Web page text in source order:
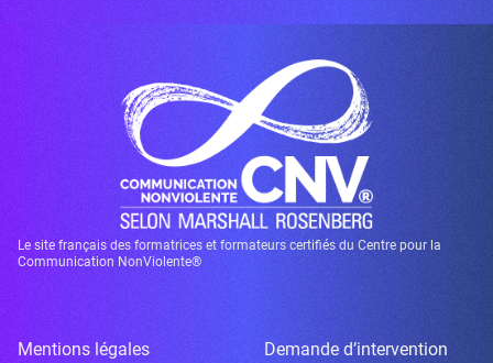
Le site français des formatrices et formateurs certifiés du Centre pour la
Communication NonViolente®
Mentions légales
Demande d’intervention